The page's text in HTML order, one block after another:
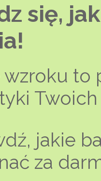
się,
wzroku to
jakie
za